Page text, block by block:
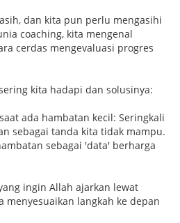
dan kita pun perlu mengasihi
coaching, kita mengenal
cerdas mengevaluasi progres
kita hadapi dan solusinya:
ada hambatan kecil: Seringkali
sebagai tanda kita tidak mampu.
sebagai 'data' berharga
ingin Allah ajarkan lewat
menyesuaikan langkah ke depan